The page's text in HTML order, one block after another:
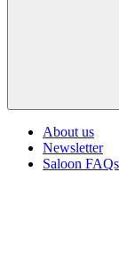
About us
Newsletter
Saloon FAQs